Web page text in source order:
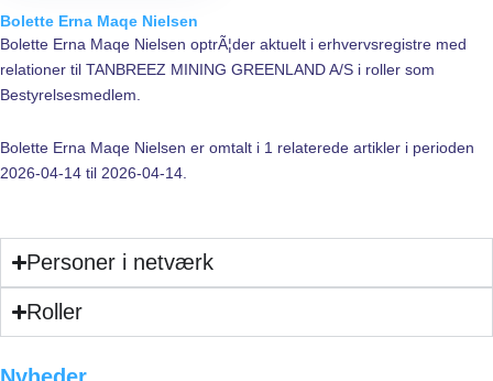
Bolette Erna Maqe Nielsen
Bolette Erna Maqe Nielsen optrÃ¦der aktuelt i erhvervsregistre med
relationer til TANBREEZ MINING GREENLAND A/S i roller som
Bestyrelsesmedlem.
Bolette Erna Maqe Nielsen er omtalt i 1 relaterede artikler i perioden
2026-04-14 til 2026-04-14.
Personer i netværk
Roller